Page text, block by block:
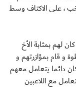
، على الاكتاف وسط
لهم بمثابة الأخ
و قام بمؤازرتهم و
دائما يتعامل معهم
مع اللاعبين